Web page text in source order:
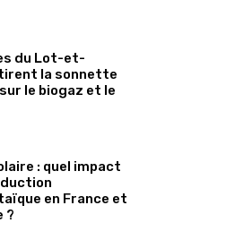
du Lot-et-
la sonnette
le biogaz et le
: quel impact
en France et
?